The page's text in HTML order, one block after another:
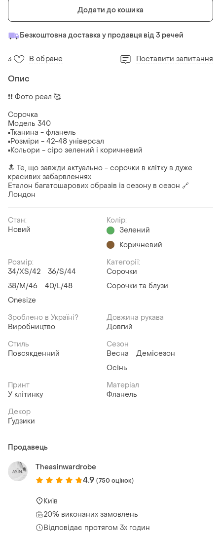
Додати до кошика
Безкоштовна доставка у продавця від 3 речей
3 В обране Поставити запитання
Опис
❗️❗️ Фото реал 🥰
Сорочка
Модель 340
▪Тканина - фланель
▪Розміри - 42-48 універсал
▪Кольори - сіро зелений і коричневий
🔝 Те, що завжди актуально - сорочки в клітку в дуже
красивих забарвленнях
Еталон багатошарових образів із сезону в сезон 🔗
Лондон
Стан:
Новий
Колір:
Зелений
Коричневий
Розмір:
34/XS/42
36/S/44
38/M/46
40/L/48
Onesize
Категорії:
Сорочки
Сорочки та блузи
Зроблено в Україні?
Виробництво
Довжина рукава
Довгий
Стиль
Повсякденний
Сезон
Весна
Демісезон
Осінь
Принт
У клітинку
Матеріал
Фланель
Декор
Ґудзики
Продавець
Theasinwardrobe
4.9 (750 оцінок)
Київ
20% виконаних замовлень
Відповідає протягом 3х годин